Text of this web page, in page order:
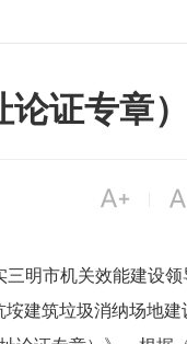
论证专章

明市机关效能建设领
建筑垃圾消纳场地建